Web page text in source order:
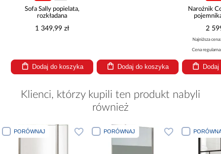
Sofa Sally popielata,
rozkładana
1 349,99 zł
Dodaj do koszyka Dodaj do koszyka
Narożnik
2
Najniższa
Cena
Klienci, którzy kupili ten produkt nabyli
również
PORÓWNAJ PORÓWNAJ